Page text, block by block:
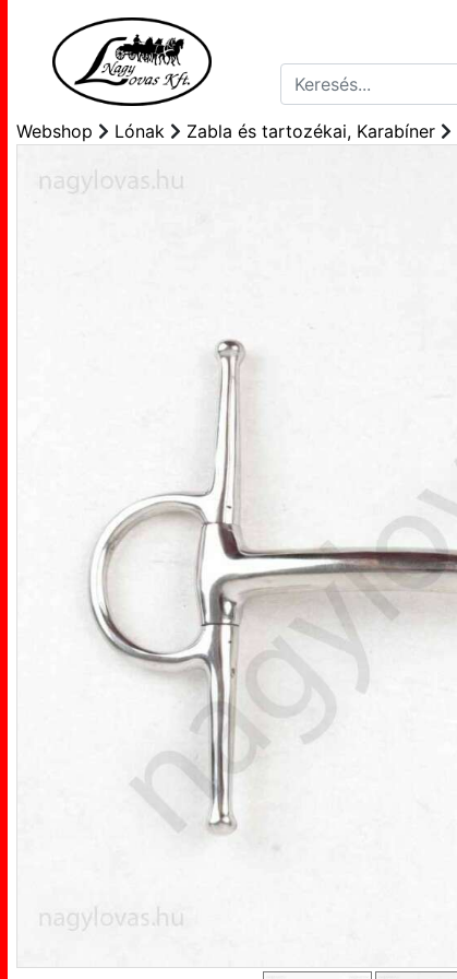
Webshop Lónak Zabla és tartozékai, Karabíner